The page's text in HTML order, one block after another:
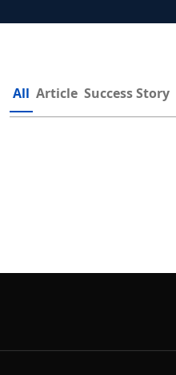
All Article Success Story